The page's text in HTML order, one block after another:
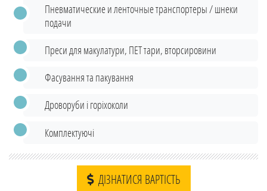
Пневматические и ленточные транспортеры / шнеки
подачи
Преси для макулатури, ПЕТ тари, вторсировини
Фасування та пакування
Дроворуби і горіхоколи
Комплектуючі
ДІЗНАТИСЯ ВАРТІСТЬ